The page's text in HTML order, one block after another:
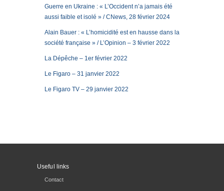
Guerre en Ukraine : « L’Occident n’a jamais été
aussi faible et isolé » / CNews, 28 février 2024
Alain Bauer : « L’homicidité est en hausse dans la
société française » / L’Opinion – 3 février 2022
La Dépêche – 1er février 2022
Le Figaro – 31 janvier 2022
Le Figaro TV – 29 janvier 2022
Useful links
Contact